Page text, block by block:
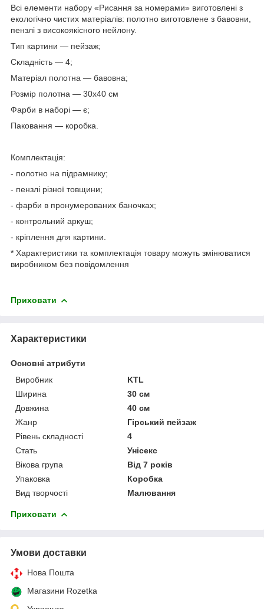
Всі елементи набору «Рисання за номерами» виготовлені з
екологічно чистих матеріалів: полотно виготовлене з бавовни,
пензлі з високоякісного нейлону.
Тип картини — пейзаж;
Складність — 4;
Матеріал полотна — бавовна;
Розмір полотна — 30х40 см
Фарби в наборі — є;
Паковання — коробка.
Комплектація:
- полотно на підрамнику;
- пензлі різної товщини;
- фарби в пронумерованих баночках;
- контрольний аркуш;
- кріплення для картини.
* Характеристики та комплектація товару можуть змінюватися
виробником без повідомлення
Приховати
Характеристики
Основні атрибути
Виробник
KTL
Ширина
30 см
Довжина
40 см
Жанр
Гірський пейзаж
Рівень складності
4
Стать
Унісекс
Вікова група
Від 7 років
Упаковка
Коробка
Вид творчості
Малювання
Приховати
Умови доставки
Нова Пошта
Магазини Rozetka